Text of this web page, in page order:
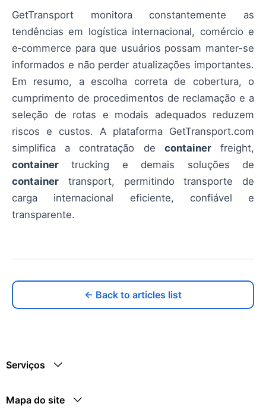
GetTransport monitora constantemente as
tendências em logística internacional, comércio e
e‑commerce para que usuários possam manter-se
informados e não perder atualizações importantes.
Em resumo, a escolha correta de cobertura, o
cumprimento de procedimentos de reclamação e a
seleção de rotas e modais adequados reduzem
riscos e custos. A plataforma GetTransport.com
simplifica a contratação de containerfreight,
container trucking e demais soluções de
container transport, permitindo transporte de
carga internacional eficiente, confiável e
transparente.
← Back to articles list
Serviços
Mapa do site